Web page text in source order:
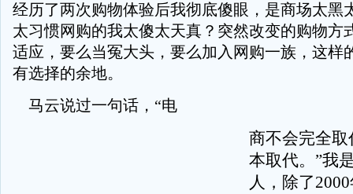
经历了两次购物体验后我彻底傻眼，是商场太黑
太习惯网购的我太傻太天真？突然改变的购物方
适应，要么当冤大头，要么加入网购一族，这样
有选择的余地。
马云说过一句话，“电
商不会完全
本取代。”我
人，除了